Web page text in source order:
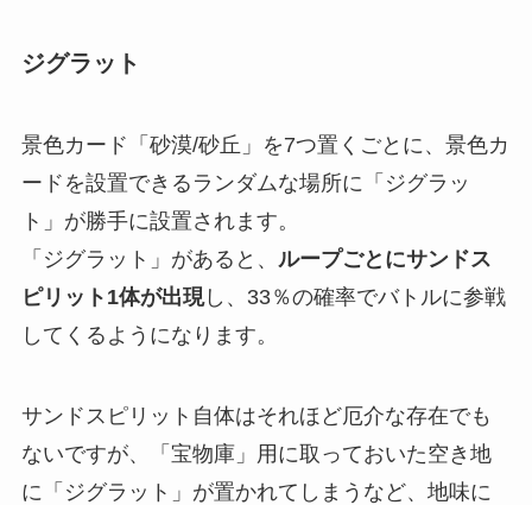
ジグラット
景色カード「砂漠/砂丘」を7つ置くごとに、景色カ
ードを設置できるランダムな場所に「ジグラッ
ト」が勝手に設置されます。
「ジグラット」があると、 ループごとにサンドス
ピリット1体が出現し、33％の確率でバトルに参戦
してくるようになります。
サンドスピリット自体はそれほど厄介な存在でも
ないですが、「宝物庫」用に取っておいた空き地
に「ジグラット」が置かれてしまうなど、地味に